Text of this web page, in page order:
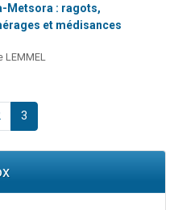
Metsora : ragots,
et médisances
LEMMEL
3